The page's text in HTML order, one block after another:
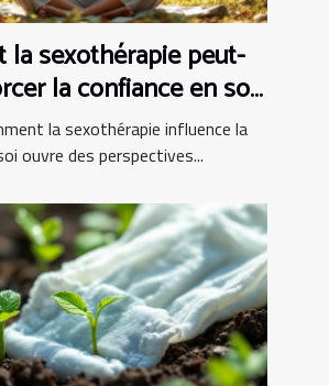
la sexothérapie peut-
la confiance en soi
la sexothérapie influence la
ouvre des perspectives...